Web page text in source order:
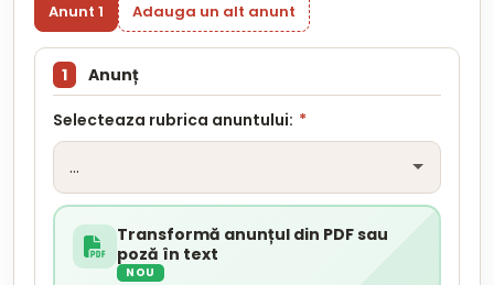
Anunt 1 Adauga un alt anunt
1 Anunț
Selecteaza rubrica anuntului: *
Transformă anunțul din PDF sau
poză în text
NOU